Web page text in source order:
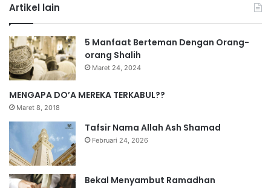
Artikel lain
5 Manfaat Berteman Dengan Orang-
orang Shalih
Maret 24, 2024
MENGAPA DO’A MEREKA TERKABUL??
Maret 8, 2018
Tafsir Nama Allah Ash Shamad
Februari 24, 2026
Bekal Menyambut Ramadhan